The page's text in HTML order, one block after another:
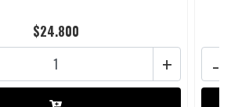
$24.800
+ -